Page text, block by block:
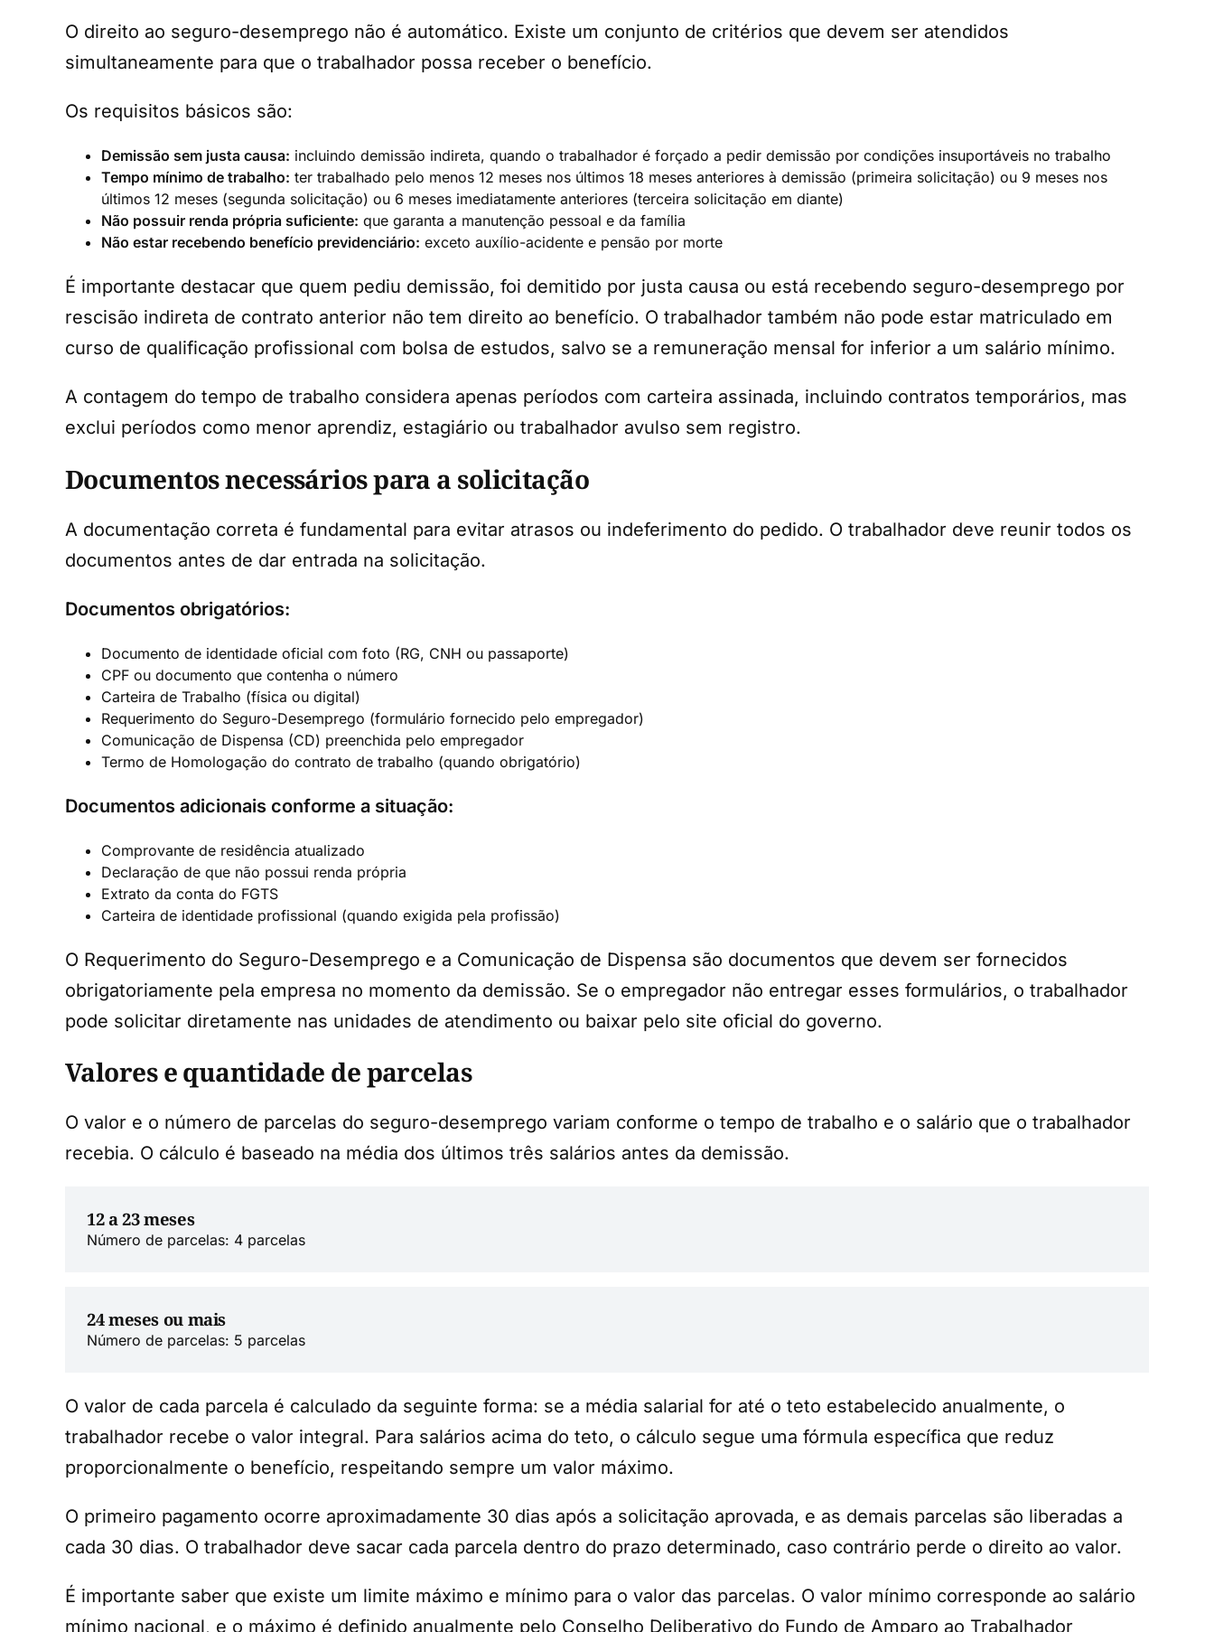
O direito ao seguro-desemprego não é automático. Existe um conjunto de critérios que devem ser atendidos
simultaneamente para que o trabalhador possa receber o benefício.
Os requisitos básicos são:
Demissão sem justa causa: incluindo demissão indireta, quando o trabalhador é forçado a pedir demissão por condições insuportáveis no trabalho
Tempo mínimo de trabalho: ter trabalhado pelo menos 12 meses nos últimos 18 meses anteriores à demissão (primeira solicitação) ou 9 meses nos
últimos 12 meses (segunda solicitação) ou 6 meses imediatamente anteriores (terceira solicitação em diante)
Não possuir renda própria suficiente: que garanta a manutenção pessoal e da família
Não estar recebendo benefício previdenciário: exceto auxílio-acidente e pensão por morte
É importante destacar que quem pediu demissão, foi demitido por justa causa ou está recebendo seguro-desemprego por
rescisão indireta de contrato anterior não tem direito ao benefício. O trabalhador também não pode estar matriculado em
curso de qualificação profissional com bolsa de estudos, salvo se a remuneração mensal for inferior a um salário mínimo.
A contagem do tempo de trabalho considera apenas períodos com carteira assinada, incluindo contratos temporários, mas
exclui períodos como menor aprendiz, estagiário ou trabalhador avulso sem registro.
Documentos necessários para a solicitação
A documentação correta é fundamental para evitar atrasos ou indeferimento do pedido. O trabalhador deve reunir todos os
documentos antes de dar entrada na solicitação.
Documentos obrigatórios:
Documento de identidade oficial com foto (RG, CNH ou passaporte)
CPF ou documento que contenha o número
Carteira de Trabalho (física ou digital)
Requerimento do Seguro-Desemprego (formulário fornecido pelo empregador)
Comunicação de Dispensa (CD) preenchida pelo empregador
Termo de Homologação do contrato de trabalho (quando obrigatório)
Documentos adicionais conforme a situação:
Comprovante de residência atualizado
Declaração de que não possui renda própria
Extrato da conta do FGTS
Carteira de identidade profissional (quando exigida pela profissão)
O Requerimento do Seguro-Desemprego e a Comunicação de Dispensa são documentos que devem ser fornecidos
obrigatoriamente pela empresa no momento da demissão. Se o empregador não entregar esses formulários, o trabalhador
pode solicitar diretamente nas unidades de atendimento ou baixar pelo site oficial do governo.
Valores e quantidade de parcelas
O valor e o número de parcelas do seguro-desemprego variam conforme o tempo de trabalho e o salário que o trabalhador
recebia. O cálculo é baseado na média dos últimos três salários antes da demissão.
12 a 23 meses
Número de parcelas: 4 parcelas
24 meses ou mais
Número de parcelas: 5 parcelas
O valor de cada parcela é calculado da seguinte forma: se a média salarial for até o teto estabelecido anualmente, o
trabalhador recebe o valor integral. Para salários acima do teto, o cálculo segue uma fórmula específica que reduz
proporcionalmente o benefício, respeitando sempre um valor máximo.
O primeiro pagamento ocorre aproximadamente 30 dias após a solicitação aprovada, e as demais parcelas são liberadas a
cada 30 dias. O trabalhador deve sacar cada parcela dentro do prazo determinado, caso contrário perde o direito ao valor.
É importante saber que existe um limite máximo e mínimo para o valor das parcelas. O valor mínimo corresponde ao salário
mínimo nacional, e o máximo é definido anualmente pelo Conselho Deliberativo do Fundo de Amparo ao Trabalhador